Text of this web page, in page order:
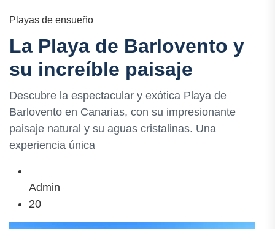
Playas de ensueño
La Playa de Barlovento y
su increíble paisaje
Descubre la espectacular y exótica Playa de
Barlovento en Canarias, con su impresionante
paisaje natural y su aguas cristalinas. Una
experiencia única
Admin
20